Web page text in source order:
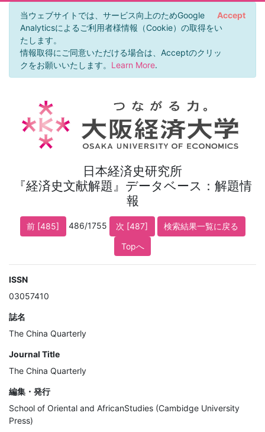
当ウェブサイトでは、サービス向上のためGoogle
Analyticsによるご利用者様情報（Cookie）の取得をい
たします。
情報取得にご同意いただける場合は、Acceptのクリッ
クをお願いいたします。 Learn More.
Accept
日本経済史研究所
『経済史文献解題』データベース：解題情
報
前 [485] 486/1755 次 [487]
検索結果一覧に戻る
Topへ
ISSN
03057410
誌名
The China Quarterly
Journal Title
The China Quarterly
編集・発行
School of Oriental and AfricanStudies (Cambidge University
Press)